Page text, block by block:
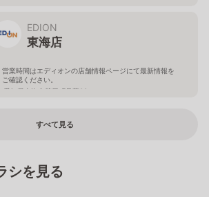
EDION
東海店
営業時間はエディオンの店舗情報ページにて最新情報を
ご確認ください。
愛知県東海市荒尾町見幕88
すべて見る
シを見る